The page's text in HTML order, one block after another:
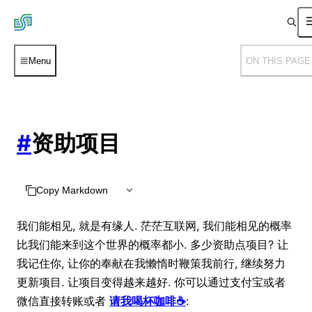
Menu ON THIS PAGE
#资助项目
Copy Markdown
我们能相见, 就是有缘人. 茫茫互联网, 我们能相见的概率
比我们能来到这个世界的概率都小. 多少资助点项目? 让
我记住你, 让你的奉献在我懒惰时鞭策我前行, 继续努力
更新项目. 让项目变得越来越好. 你可以通过支付宝或者
微信直接转账或者 请我喝杯咖啡☕: